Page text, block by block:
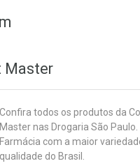
Master
Confira todos os produtos da
Masternas Drogaria São
Farmácia com a maior
qualidade do Brasil.